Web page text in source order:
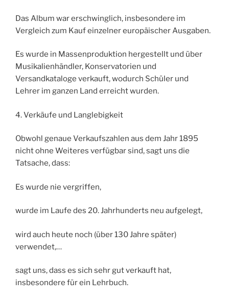
Das Album war erschwinglich, insbesondere im
Vergleich zum Kauf einzelner europäischer Ausgaben.
Es wurde in Massenproduktion hergestellt und über
Musikalienhändler, Konservatorien und
Versandkataloge verkauft, wodurch Schüler und
Lehrer im ganzen Land erreicht wurden.
4. Verkäufe und Langlebigkeit
Obwohl genaue Verkaufszahlen aus dem Jahr 1895
nicht ohne Weiteres verfügbar sind, sagt uns die
Tatsache, dass:
Es wurde nie vergriffen,
wurde im Laufe des 20. Jahrhunderts neu aufgelegt,
wird auch heute noch (über 130 Jahre später)
verwendet,…
sagt uns, dass es sich sehr gut verkauft hat,
insbesondere für ein Lehrbuch.